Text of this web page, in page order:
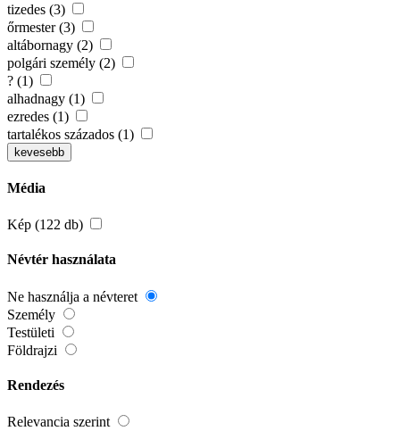
tizedes (3)
őrmester (3)
altábornagy (2)
polgári személy (2)
? (1)
alhadnagy (1)
ezredes (1)
tartalékos százados (1)
kevesebb
Média
Kép (122 db)
Névtér használata
Ne használja a névteret
Személy
Testületi
Földrajzi
Rendezés
Relevancia szerint